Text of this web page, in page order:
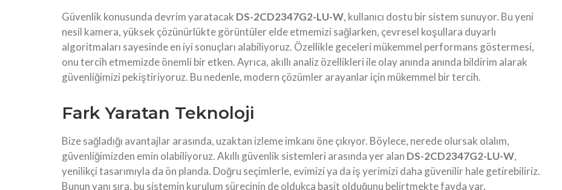
Güvenlik konusunda devrim yaratacak DS-2CD2347G2-LU-W, kullanıcı dostu bir sistem sunuyor. Bu yeni
nesil kamera, yüksek çözünürlükte görüntüler elde etmemizi sağlarken, çevresel koşullara duyarlı
algoritmaları sayesinde en iyi sonuçları alabiliyoruz. Özellikle geceleri mükemmel performans göstermesi,
onu tercih etmemizde önemli bir etken. Ayrıca, akıllı analiz özellikleri ile olay anında anında bildirim alarak
güvenliğimizi pekiştiriyoruz. Bu nedenle, modern çözümler arayanlar için mükemmel bir tercih.
Fark Yaratan Teknoloji
Bize sağladığı avantajlar arasında, uzaktan izleme imkanı öne çıkıyor. Böylece, nerede olursak olalım,
güvenliğimizden emin olabiliyoruz. Akıllı güvenlik sistemleri arasında yer alan DS-2CD2347G2-LU-W,
yenilikçi tasarımıyla da ön planda. Doğru seçimlerle, evimizi ya da iş yerimizi daha güvenilir hale getirebiliriz.
Bunun yanı sıra, bu sistemin kurulum sürecinin de oldukça basit olduğunu belirtmekte fayda var.